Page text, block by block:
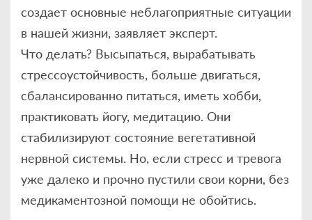
создает основные неблагоприятные ситуации
в нашей жизни, заявляет эксперт.
Что делать? Высыпаться, вырабатывать
стрессоустойчивость, больше двигаться,
сбалансированно питаться, иметь хобби,
практиковать йогу, медитацию. Они
стабилизируют состояние вегетативной
нервной системы. Но, если стресс и тревога
уже далеко и прочно пустили свои корни, без
медикаментозной помощи не обойтись.